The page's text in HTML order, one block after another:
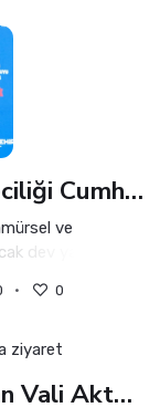
Başkan Büyükakın: Belediyeciliği Cumhurbaşkanımızdan Öğrendik
ve
dev yatırımı
0
Başkan Vekili Lütfü Obuz’dan Vali Aktaş’a ziyaret